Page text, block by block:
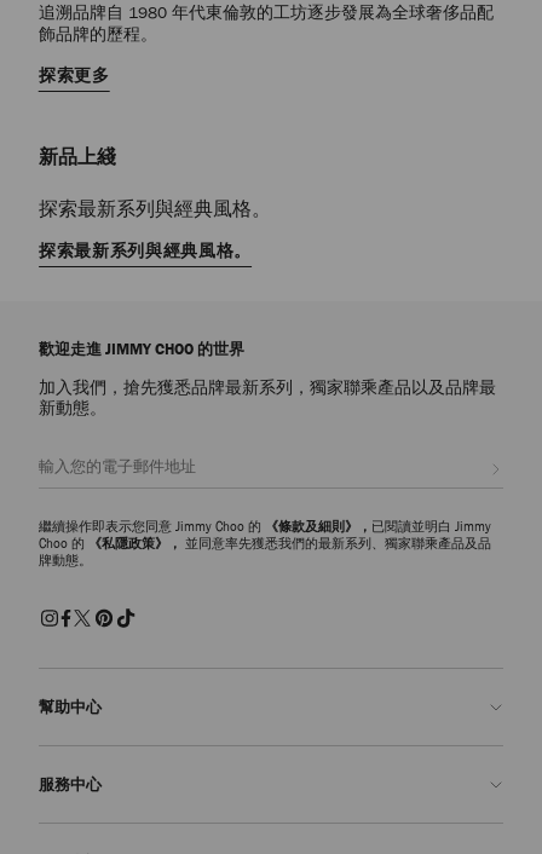
追溯品牌自 1980 年代東倫敦的工坊逐步發展為全球奢侈品配
飾品牌的歷程。
探索更多
新品上綫
探索最新系列與經典風格。
探索最新系列與經典風格。
歡迎走進 JIMMY CHOO 的世界
加入我們，搶先獲悉品牌最新系列，獨家聯乘產品以及品牌最
新動態。
繼續操作即表示您同意 Jimmy Choo 的 《條款及細則》， 已閱讀並明白 Jimmy
Choo 的
《私隱政策》， 並同意率先獲悉我們的最新系列、獨家聯乘產品及品
牌動態。
幫助中心
常見問題解答
服務中心